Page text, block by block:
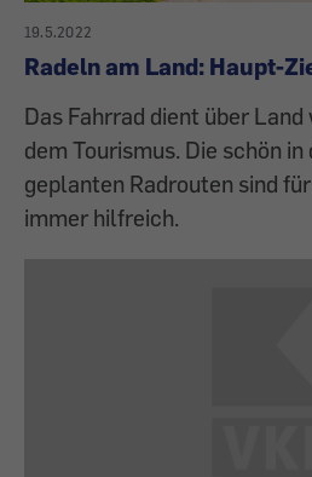
19.5.2022
Radeln am Land: Haupt-
Das Fahrrad dient über
dem Tourismus. Die schön in
geplanten Radrouten sind
immer hilfreich.